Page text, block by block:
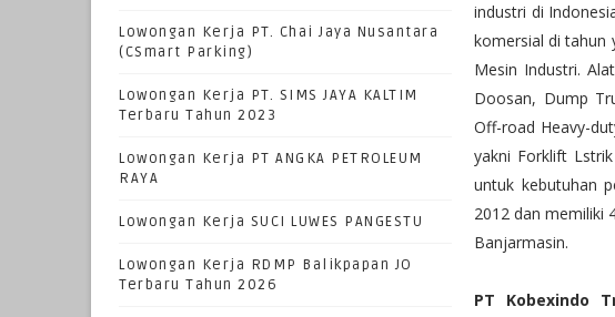
Lowongan Kerja PT. Chai Jaya Nusantara
(CSmart Parking)
Lowongan Kerja PT. SIMS JAYA KALTIM
Terbaru Tahun 2023
Lowongan Kerja PT ANGKA PETROLEUM
RAYA
Lowongan Kerja SUCI LUWES PANGESTU
Lowongan Kerja RDMP Balikpapan JO
Terbaru Tahun 2026
industri di
komersial di tahun
Mesin Industri.
Doosan, Dump
Off-road Heavy-
yakni Forklift
untuk kebutuhan
2012 dan memiliki
Banjarmasin.
PT Kobexindo